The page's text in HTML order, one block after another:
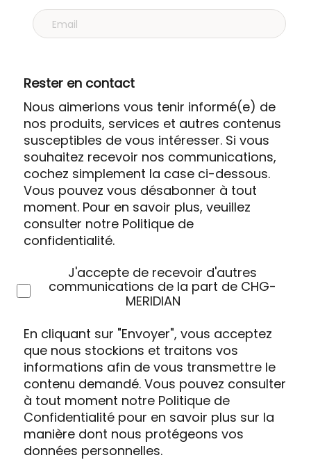
Rester en contact
Nous aimerions vous tenir informé(e) de
nos produits, services et autres contenus
susceptibles de vous intéresser. Si vous
souhaitez recevoir nos communications,
cochez simplement la case ci-dessous.
Vous pouvez vous désabonner à tout
moment. Pour en savoir plus, veuillez
consulter notre Politique de
confidentialité.
J'accepte de recevoir d'autres
communications de la part de CHG-
MERIDIAN
En cliquant sur "Envoyer", vous acceptez
que nous stockions et traitons vos
informations afin de vous transmettre le
contenu demandé. Vous pouvez consulter
à tout moment notre Politique de
Confidentialité pour en savoir plus sur la
manière dont nous protégeons vos
données personnelles.